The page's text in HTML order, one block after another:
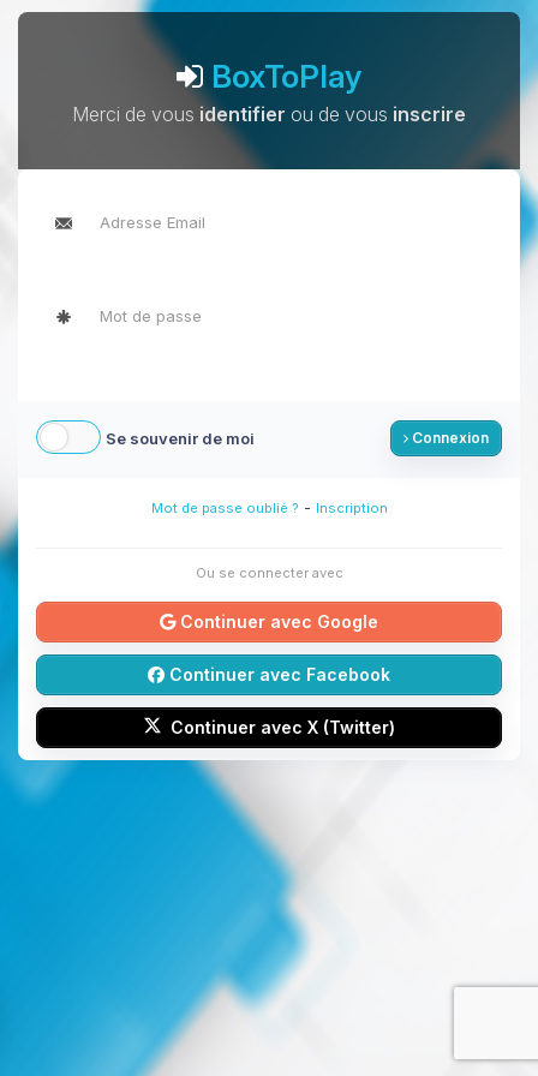
BoxToPlay
Merci de vous identifier ou de vous inscrire
Se souvenir de moi Connexion
Mot de passe oublié ? - Inscription
Ou se connecter avec
Continuer avec Google
Continuer avec Facebook
Continuer avec X (Twitter)